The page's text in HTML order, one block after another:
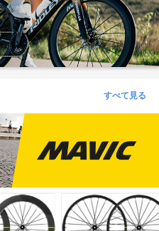
すべて見る